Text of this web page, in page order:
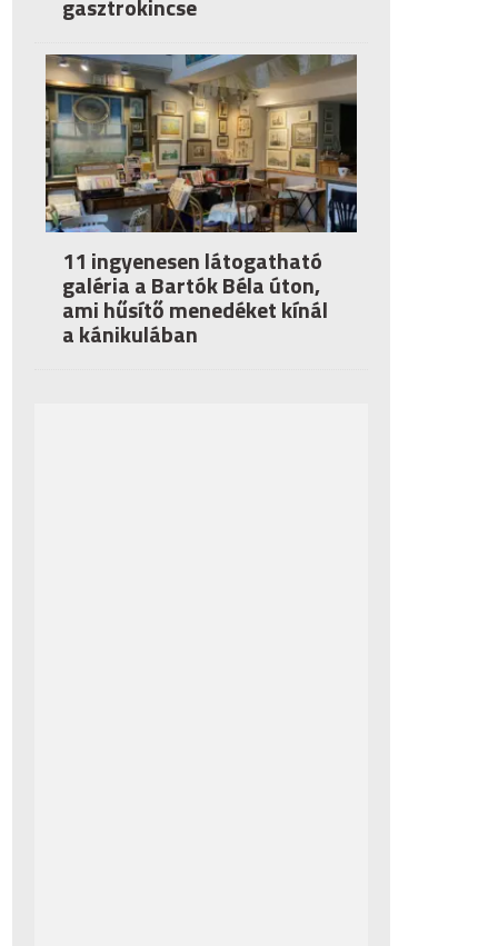
gasztrokincse
11 ingyenesen látogatható
galéria a Bartók Béla úton,
ami hűsítő menedéket kínál
a kánikulában